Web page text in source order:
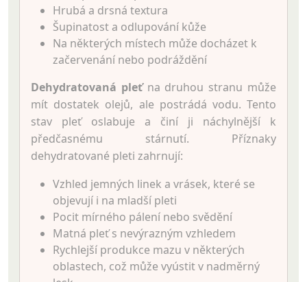
Hrubá a drsná textura
Šupinatost a odlupování kůže
Na některých místech může docházet k
začervenání nebo podráždění
Dehydratovaná pleťna druhou stranu může
mít dostatek olejů, ale postrádá vodu. Tento
stav pleť oslabuje a činí ji náchylnější k
předčasnému stárnutí. Příznaky
dehydratované pleti zahrnují:
Vzhled jemných linek a vrásek, které se
objevují i na mladší pleti
Pocit mírného pálení nebo svědění
Matná pleť s nevýrazným vzhledem
Rychlejší produkce mazu v některých
oblastech, což může vyústit v nadměrný